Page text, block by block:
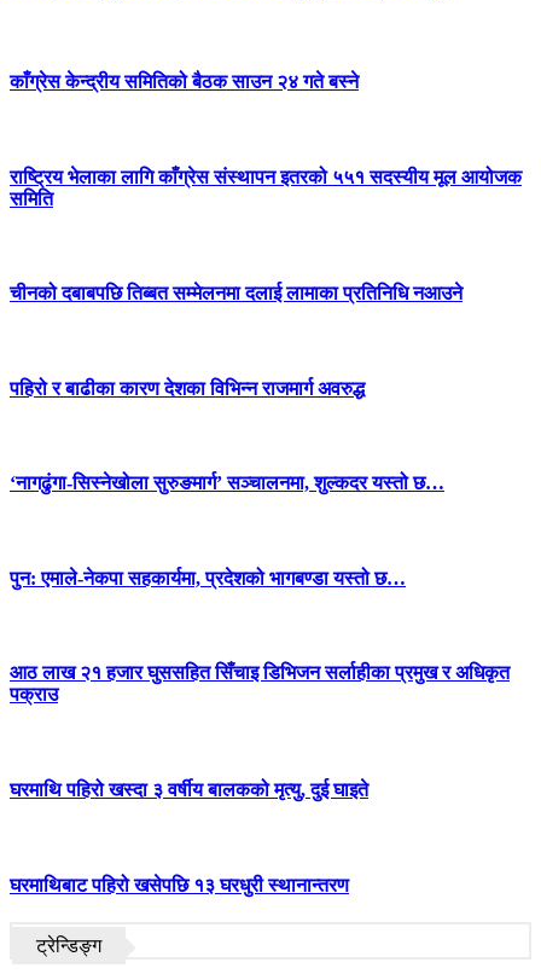
काँग्रेस केन्द्रीय समितिको बैठक साउन २४ गते बस्ने
राष्ट्रिय भेलाका लागि काँग्रेस संस्थापन इतरको ५५१ सदस्यीय मूल आयोजक
समिति
चीनको दबाबपछि तिब्बत सम्मेलनमा दलाई लामाका प्रतिनिधि नआउने
पहिरो र बाढीका कारण देशका विभिन्न राजमार्ग अवरुद्ध
‘नागढुंगा-सिस्नेखोला सुरुङमार्ग’ सञ्चालनमा, शुल्कदर यस्तो छ…
पुन: एमाले-नेकपा सहकार्यमा, प्रदेशको भागबण्डा यस्तो छ…
आठ लाख २१ हजार घुससहित सिँचाइ डिभिजन सर्लाहीका प्रमुख र अधिकृत
पक्राउ
घरमाथि पहिरो खस्दा ३ वर्षीय बालकको मृत्यु, दुई घाइते
घरमाथिबाट पहिरो खसेपछि १३ घरधुरी स्थानान्तरण
ट्रेन्डिङ्ग